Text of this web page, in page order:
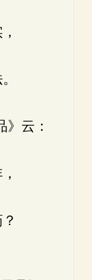
》云：